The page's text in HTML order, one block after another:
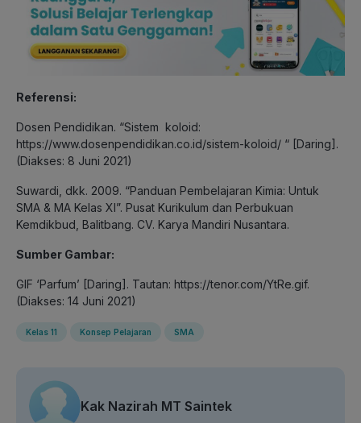
Referensi:
Dosen Pendidikan. “Sistem koloid:
https://www.dosenpendidikan.co.id/sistem-koloid/ “ [Daring].
(Diakses: 8 Juni 2021)
Suwardi, dkk. 2009. “Panduan Pembelajaran Kimia: Untuk
SMA & MA Kelas XI”. Pusat Kurikulum dan Perbukuan
Kemdikbud, Balitbang. CV. Karya Mandiri Nusantara.
Sumber Gambar:
GIF ‘Parfum’ [Daring]. Tautan: https://tenor.com/YtRe.gif.
(Diakses: 14 Juni 2021)
Kelas 11 Konsep Pelajaran SMA
Kak Nazirah MT Saintek